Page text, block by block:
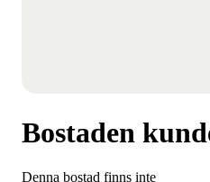
Bostaden
Denna bostad finns inte